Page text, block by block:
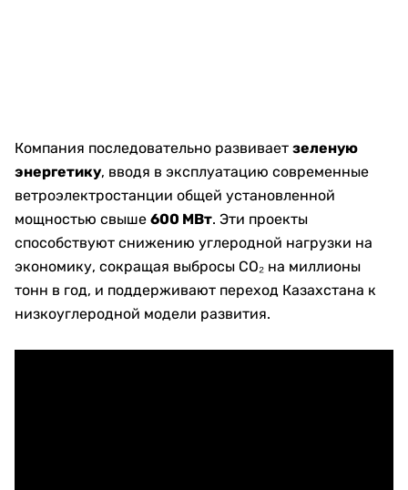
Компания последовательно развивает зеленую
энергетику, вводя в эксплуатацию современные
ветроэлектростанции общей установленной
мощностью свыше 600 МВт. Эти проекты
способствуют снижению углеродной нагрузки на
экономику, сокращая выбросы CO₂ на миллионы
тонн в год, и поддерживают переход Казахстана к
низкоуглеродной модели развития.